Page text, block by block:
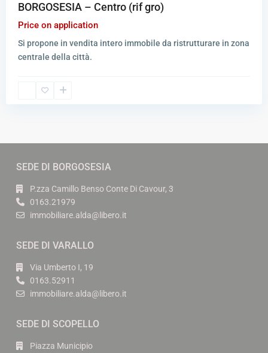
BORGOSESIA – Centro (rif gro)
Price on application
Si propone in vendita intero immobile da ristrutturare in zona
centrale della città.
SEDE DI BORGOSESIA
P.zza Camillo Benso Conte Di Cavour, 3
0163.21979
immobiliare.alda@libero.it
SEDE DI VARALLO
Via Umberto I, 19
0163.52911
immobiliare.alda@libero.it
SEDE DI SCOPELLO
Piazza Municipio